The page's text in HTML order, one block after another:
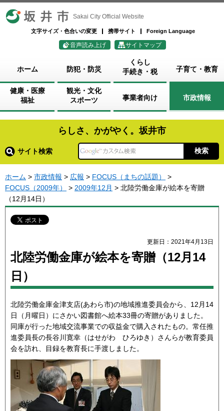
坂井市 Sakai City Official Website
文字サイズ・色合いの変更 携帯サイト Foreign Language
音声読み上げ サイトマップ
ホーム 防犯・防災
くらし
手続き・税
子育て・教育
健康・医療
福祉
観光・文化
スポーツ
事業者向け 市政情報
らしさ、かがやく。坂井市
サイト検索
ホーム > 市政情報 > 広報 > FOCUS（まちの話題）
>
FOCUS（2009年）
> 2009年12月 > 北陸労働金庫が絵本を寄贈
（12月14日）
更新日：2021年4月13日
北陸労働金庫が絵本を寄贈（12月14
日）
北陸労働金庫金津支店(あわら市)の地域推進委員会から、12月14
日（月曜日）にさかい図書館へ絵本33冊の寄贈がありました。
同庫が行った地域交流事業での収益金で購入されたもの。常任推
進委員長の長谷川寛幸（はせがわ ひろゆき）さんらが教育委員
会を訪れ、目録を教育長に手渡しました。